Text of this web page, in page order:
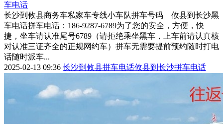
车电话
长沙到攸县商务车私家车专线小车队拼车号码 攸县到长沙黑
车电话拼车电话：186-9287-6789为了您的安全，方便，快
捷，坐车请认准尾号6789（请拒绝乘坐黑车，上车前请认真核
对认准三证齐全的正规网约车）拼车无需要提前预约随时打电
话随时派车...
2025-02-13 09:36 长沙到攸县拼车电话攸县到长沙拼车电话